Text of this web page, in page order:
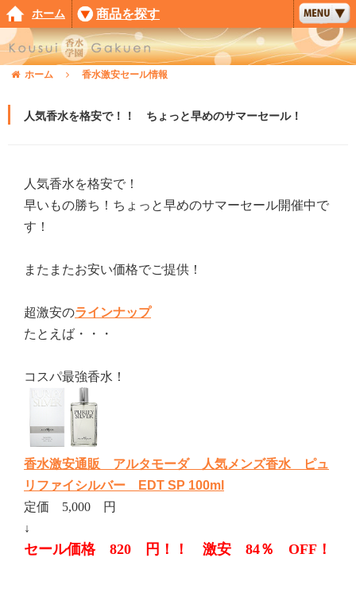
ホーム 商品を探す
ホーム 香水激安セール情報
人気香水を格安で！！ ちょっと早めのサマーセール！
人気香水を格安で！
早いもの勝ち！ちょっと早めのサマーセール開催中で
す！
またまたお安い価格でご提供！
超激安のラインナップ
たとえば・・・
コスパ最強香水！
香水激安通販 アルタモーダ 人気メンズ香水 ピュ
リファイシルバー EDT SP 100ml
定価 5,000 円
↓
セール価格 820 円！！ 激安 84％ OFF！